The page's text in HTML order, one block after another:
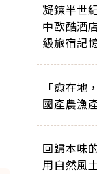
凝鍊半世
中歐酷酒
級旅宿記
「愈在地
國產農漁
回歸本味
用自然風